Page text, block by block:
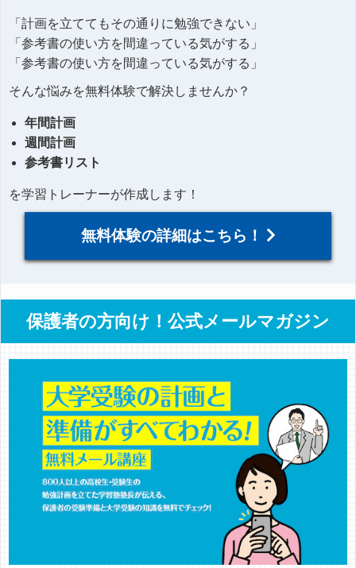
「計画を立ててもその通りに勉強できない」
「参考書の使い方を間違っている気がする」
「参考書の使い方を間違っている気がする」
そんな悩みを無料体験で解決しませんか？
年間計画
週間計画
参考書リスト
を学習トレーナーが作成します！
無料体験の詳細はこちら！
保護者の方向け！公式メールマガジン